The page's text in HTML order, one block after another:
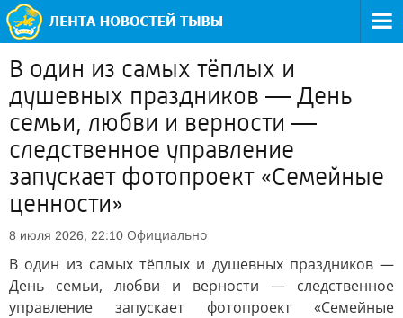
В один из самых тёплых и
душевных праздников — День
семьи, любви и верности —
следственное управление
запускает фотопроект «Семейные
ценности»
8 июля 2026, 22:10 Официально
В один из самых тёплых и душевных праздников —
День семьи, любви и верности — следственное
управление запускает фотопроект «Семейные